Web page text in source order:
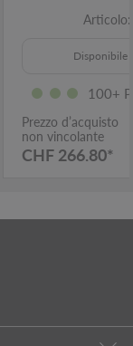
Disponibile
100+
Prezzo d’acquisto
non vincolante
CHF 266.80*